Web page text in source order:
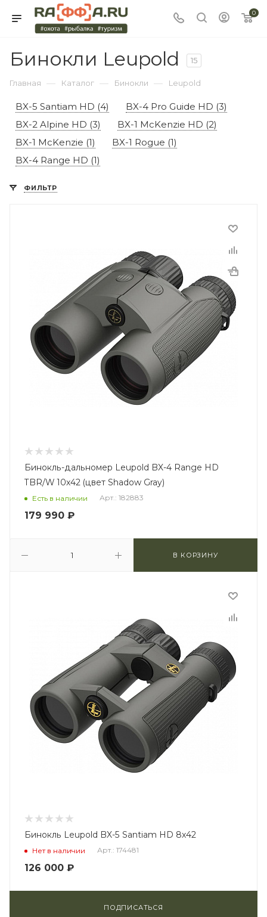
0
Бинокли Leupold 15
Главная — Каталог — Бинокли — Leupold
BX-5 Santiam HD (4)
BX-4 Pro Guide HD (3)
BX-2 Alpine HD (3)
BX-1 McKenzie HD (2)
BX-1 McKenzie (1)
BX-1 Rogue (1)
BX-4 Range HD (1)
ФИЛЬТР
Бинокль-дальномер Leupold BX-4 Range HD
TBR/W 10x42 (цвет Shadow Gray)
Есть в наличии Арт.: 182883
179 990 ₽
В КОРЗИНУ
Бинокль Leupold BX-5 Santiam HD 8x42
Нет в наличии Арт.: 174481
126 000 ₽
ПОДПИСАТЬСЯ